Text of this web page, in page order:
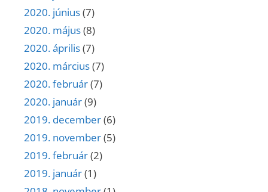
2020. június(7)
2020. május(8)
2020. április(7)
2020. március(7)
2020. február(7)
2020. január(9)
2019. december(6)
2019. november(5)
2019. február(2)
2019. január(1)